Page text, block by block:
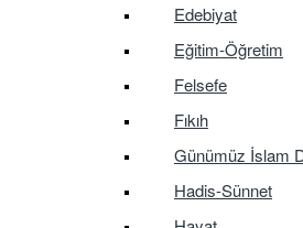
Edebiyat
Eğitim-Öğretim
Felsefe
Fıkıh
Günümüz İslam
Hadis-Sünnet